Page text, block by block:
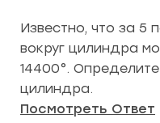
Известно, что за 5
вокруг цилиндра
14400°.
цилиндра.
Посмотреть Ответ